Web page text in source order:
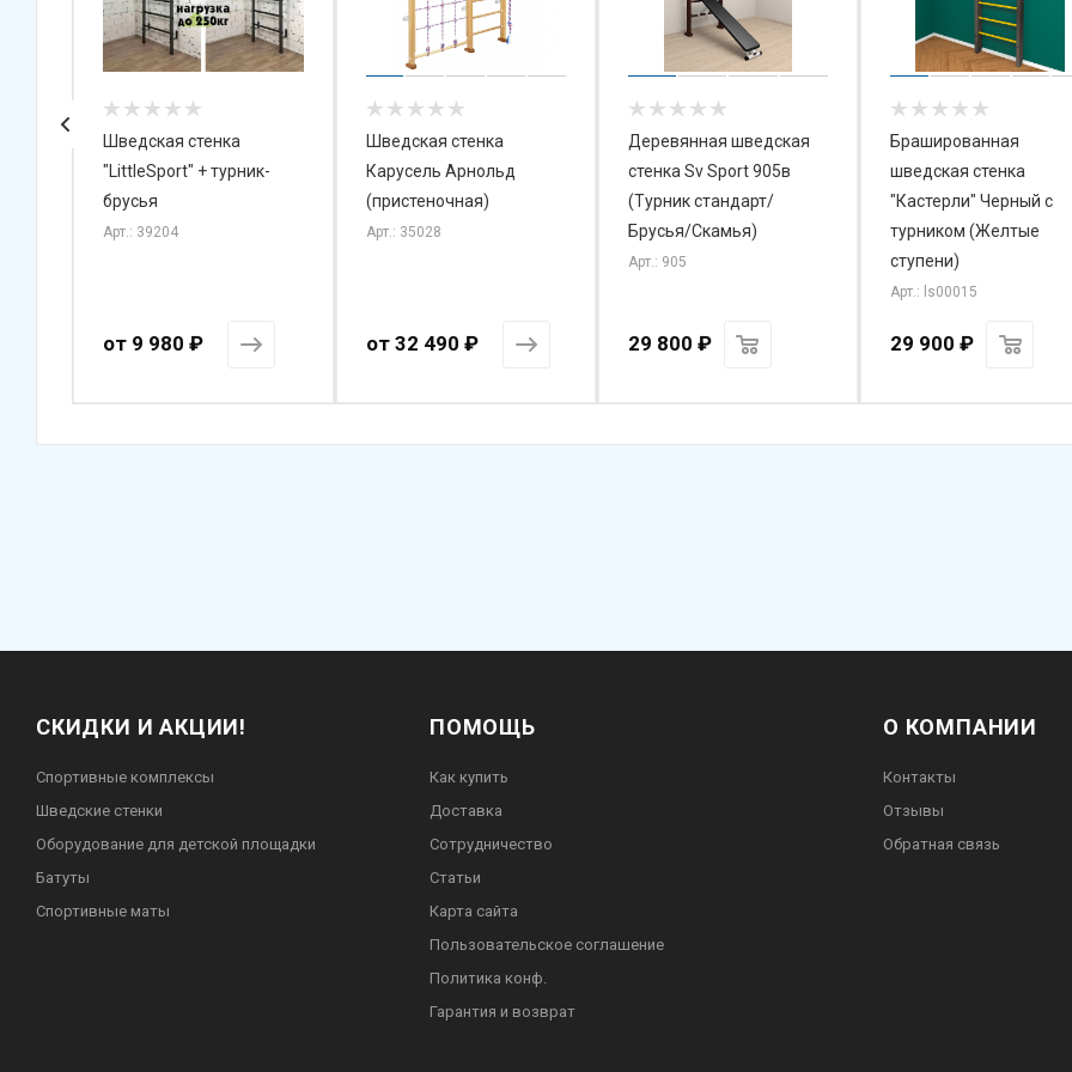
Шведская стенка
"LittleSport" + турник-
брусья
Арт.: 39204
от 9 980 ₽
Шведская стенка
Карусель Арнольд
(пристеночная)
Арт.: 35028
от 32 490 ₽
Деревянная шведская
стенка Sv Sport 905в
(Турник стандарт/
Брусья/Скамья)
Арт.: 905
29 800 ₽
Брашированная
шведская стенка
"Кастерли" Черный с
турником (Желтые
ступени)
Арт.: ls00015
29 900 ₽
СКИДКИ И АКЦИИ!
Спортивные комплексы
Шведские стенки
Оборудование для детской площадки
Батуты
Спортивные маты
ПОМОЩЬ
Как купить
Доставка
Сотрудничество
Статьи
Карта сайта
Пользовательское соглашение
Политика конф.
Гарантия и возврат
О КОМПАНИИ
Контакты
Отзывы
Обратная связь